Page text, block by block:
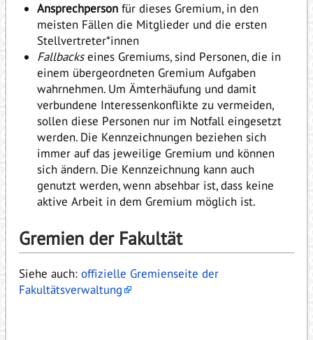
Ansprechpersonfür dieses Gremium, in den
meisten Fällen die Mitglieder und die ersten
Stellvertreter*innen
Fallbackseines Gremiums, sind Personen, die in
einem übergeordneten Gremium Aufgaben
wahrnehmen. Um Ämterhäufung und damit
verbundene Interessenkonflikte zu vermeiden,
sollen diese Personen nur im Notfall eingesetzt
werden. Die Kennzeichnungen beziehen sich
immer auf das jeweilige Gremium und können
sich ändern. Die Kennzeichnung kann auch
genutzt werden, wenn absehbar ist, dass keine
aktive Arbeit in dem Gremium möglich ist.
Gremien der Fakultät
Siehe auch: offizielle Gremienseite der
Fakultätsverwaltung